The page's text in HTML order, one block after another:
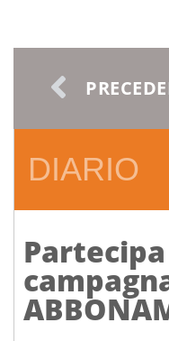
DIARIO